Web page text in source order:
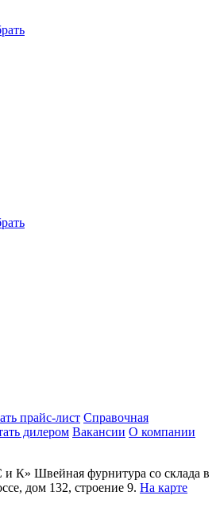
прайс-лист Справочная
дилером Вакансии О компании
К» Швейная фурнитура со склада в
дом 132, строение 9. На карте